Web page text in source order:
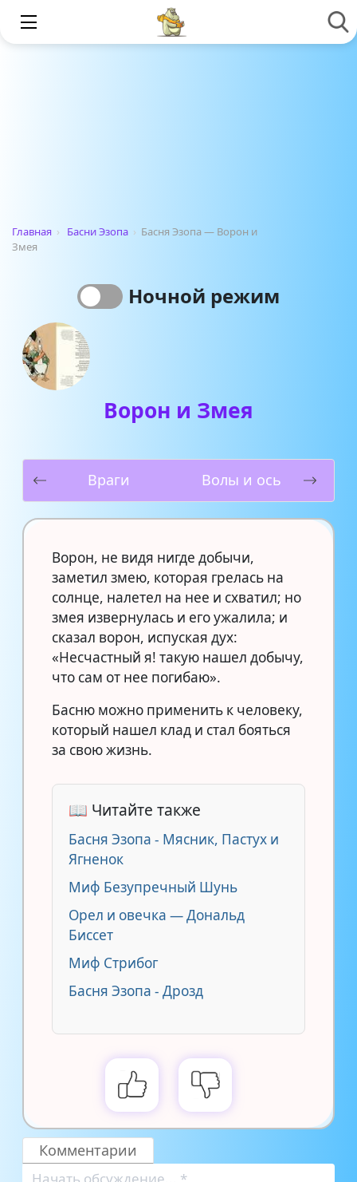
Главная › Басни Эзопа › Басня Эзопа — Ворон и
Змея
Ночной режим
Ворон и Змея
Враги Волы и ось
Ворон, не видя нигде добычи,
заметил змею, которая грелась на
солнце, налетел на нее и схватил; но
змея извернулась и его ужалила; и
сказал ворон, испуская дух:
«Несчастный я! такую нашел добычу,
что сам от нее погибаю».
Басню можно применить к человеку,
который нашел клад и стал бояться
за свою жизнь.
📖 Читайте также
Басня Эзопа - Мясник, Пастух и
Ягненок
Миф Безупречный Шунь
Орел и овечка — Дональд
Биссет
Миф Стрибог
Басня Эзопа - Дрозд
Комментарии